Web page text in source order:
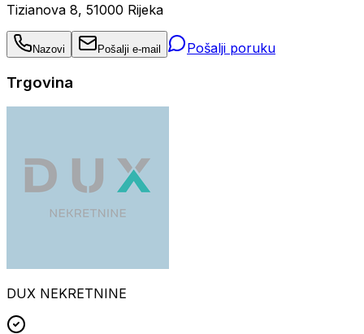
Tizianova 8, 51000 Rijeka
Nazovi Pošalji e-mail Pošalji poruku
Trgovina
DUX NEKRETNINE